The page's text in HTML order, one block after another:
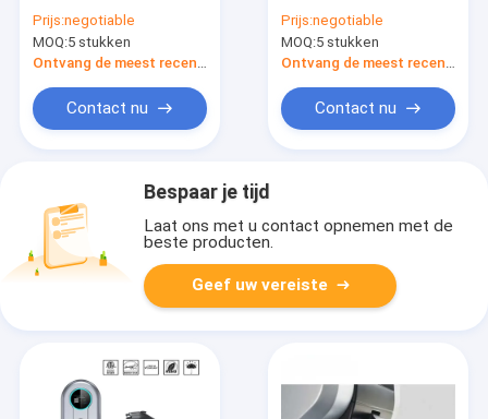
230V NIVEAU 2 Reis
Draagbare Lader 5m
Kabel
Prijs:negotiable
MOQ:5 stukken
Ontvang de meest recente Prijs
Contact nu
van de Autolader 8-
16A Regelbare het
Laden Stapel In drie
Prijs:negotiable
MOQ:5 stukken
Ontvang de meest recente Prijs
Contact nu
Bespaar je tijd
Laat ons met u contact opnemen met de
beste producten.
Geef uw vereiste